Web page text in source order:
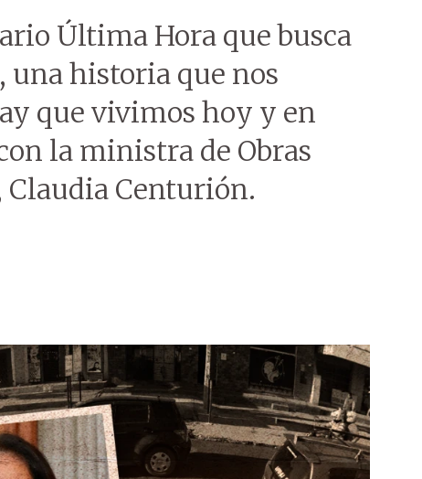
Última Hora que busca
historia que nos
que vivimos hoy y en
la ministra de Obras
Claudia Centurión.